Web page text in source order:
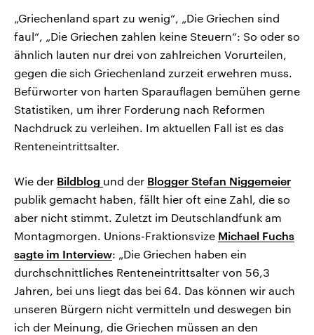
„Griechenland spart zu wenig“, „Die Griechen sind
faul“, „Die Griechen zahlen keine Steuern“: So oder so
ähnlich lauten nur drei von zahlreichen Vorurteilen,
gegen die sich Griechenland zurzeit erwehren muss.
Befürworter von harten Sparauflagen bemühen gerne
Statistiken, um ihrer Forderung nach Reformen
Nachdruck zu verleihen. Im aktuellen Fall ist es das
Renteneintrittsalter.
Wie der Bildblog und der Blogger Stefan Niggemeier
publik gemacht haben, fällt hier oft eine Zahl, die so
aber nicht stimmt. Zuletzt im Deutschlandfunk am
Montagmorgen. Unions-Fraktionsvize Michael Fuchs
sagte im Interview: „Die Griechen haben ein
durchschnittliches Renteneintrittsalter von 56,3
Jahren, bei uns liegt das bei 64. Das können wir auch
unseren Bürgern nicht vermitteln und deswegen bin
ich der Meinung, die Griechen müssen an den